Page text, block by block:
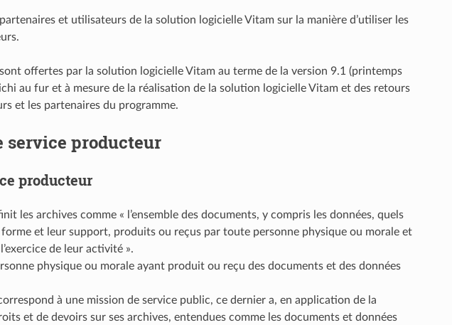
et utilisateurs de la solution logicielle Vitam sur la manière d’utiliser les
offertes par la solution logicielle Vitam au terme de la version 9.1 (printemps
au fur et à mesure de la réalisation de la solution logicielle Vitam et des retours
et les partenaires du programme.
service producteur
producteur
les archives comme « l’ensemble des documents, y compris les données, quels
et leur support, produits ou reçus par toute personne physique ou morale et
de leur activité ».
physique ou morale ayant produit ou reçu des documents et des données
à une mission de service public, ce dernier a, en application de la
et de devoirs sur ses archives, entendues comme les documents et données